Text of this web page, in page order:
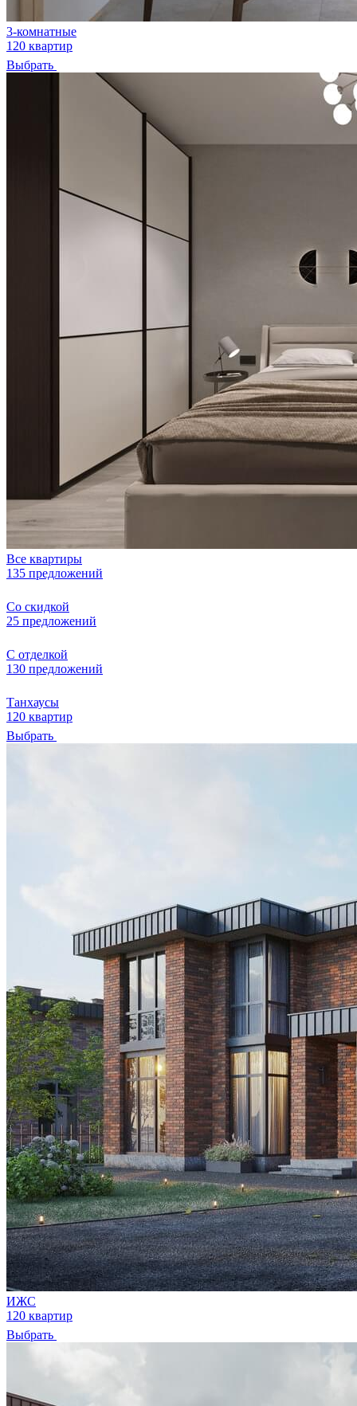
3-комнатные
120 квартир
Выбрать
Все квартиры
135 предложений
Со скидкой
25 предложений
С отделкой
130 предложений
Танхаусы
120 квартир
Выбрать
ИЖС
120 квартир
Выбрать